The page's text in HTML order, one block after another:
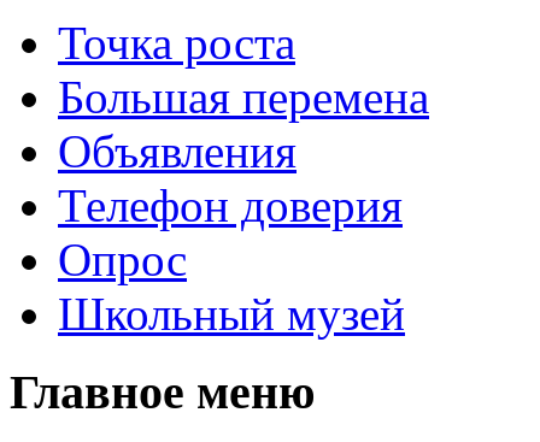
Точка роста
Большая перемена
Объявления
Телефон доверия
Опрос
Школьный музей
Главное меню